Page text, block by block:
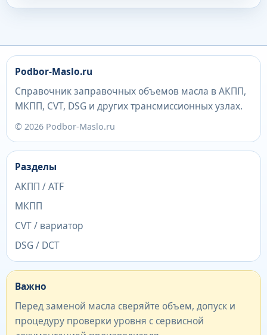
Podbor-Maslo.ru
Справочник заправочных объемов масла в АКПП,
МКПП, CVT, DSG и других трансмиссионных узлах.
© 2026 Podbor-Maslo.ru
Разделы
АКПП / ATF
МКПП
CVT / вариатор
DSG / DCT
Важно
Перед заменой масла сверяйте объем, допуск и
процедуру проверки уровня с сервисной